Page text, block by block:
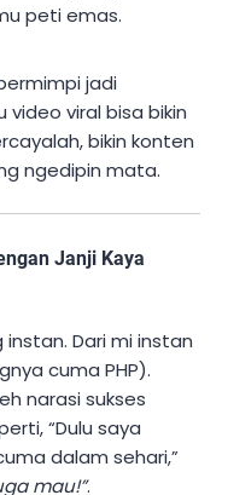
peti emas.
jadi
viral bisa bikin
bikin konten
ngedipin mata.
Janji Kaya
Dari mi instan
cuma PHP).
narasi sukses
“Dulu saya
dalam sehari,”
mau!”.